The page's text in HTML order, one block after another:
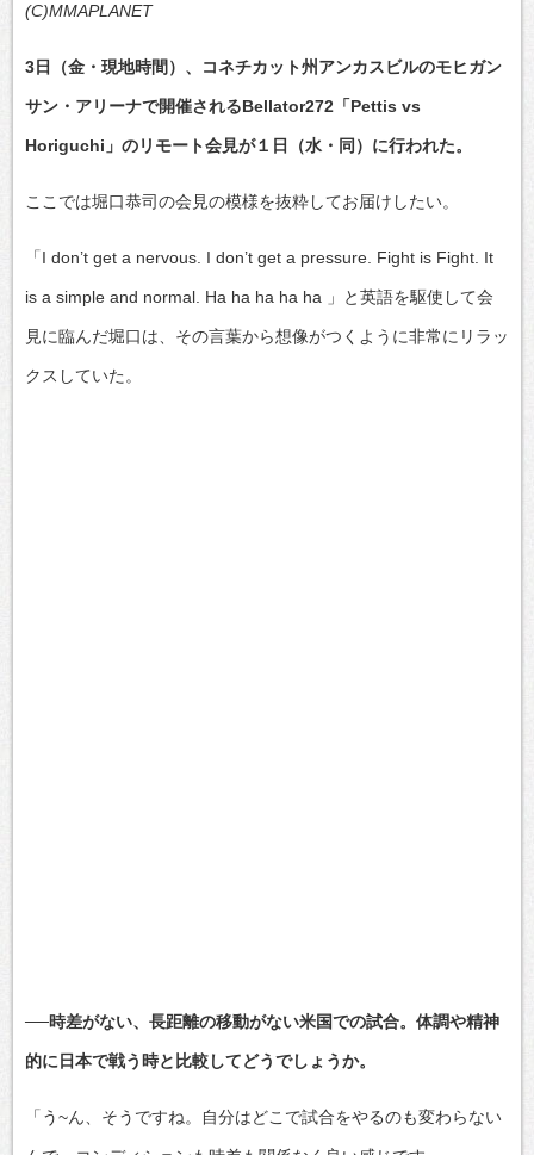
(C)MMAPLANET
3日（金・現地時間）、コネチカット州アンカスビルのモヒガン
サン・アリーナで開催されるBellator272「Pettis vs
Horiguchi」のリモート会見が１日（水・同）に行われた。
ここでは堀口恭司の会見の模様を抜粋してお届けしたい。
「I don’t get a nervous. I don’t get a pressure. Fight is Fight. It
is a simple and normal. Ha ha ha ha ha 」と英語を駆使して会
見に臨んだ堀口は、その言葉から想像がつくように非常にリラッ
クスしていた。
──時差がない、長距離の移動がない米国での試合。体調や精神
的に日本で戦う時と比較してどうでしょうか。
「う~ん、そうですね。自分はどこで試合をやるのも変わらない